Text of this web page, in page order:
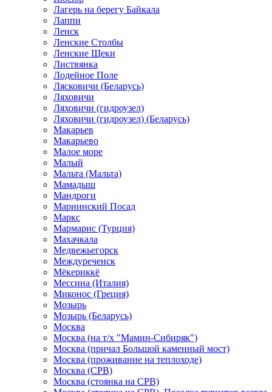
Лагерь на берегу Байкала
Лаппи
Ленск
Ленские Столбы
Ленские Щеки
Листвянка
Лодейное Поле
Лясковичи (Беларусь)
Ляховичи
Ляховичи (гидроузел)
Ляховичи (гидроузел) (Беларусь)
Макарьев
Макарьево
Малое море
Малый
Мальта (Мальта)
Мамадыш
Мандроги
Мариинский Посад
Маркс
Мармарис (Турция)
Махачкала
Медвежьегорск
Междуреченск
Мёкериккё
Мессина (Италия)
Миконос (Греция)
Мозырь
Мозырь (Беларусь)
Москва
Москва (на т/х "Мамин-Сибиряк")
Москва (причал Большой каменный мост)
Москва (проживание на теплоходе)
Москва (СРВ)
Москва (стоянка на СРВ)